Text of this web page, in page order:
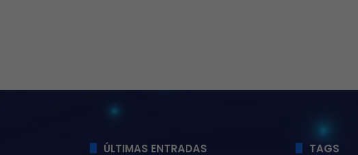
ÚLTIMAS ENTRADAS TAGS